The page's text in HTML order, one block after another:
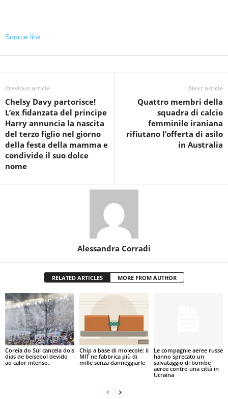
Source link
Previous article
Chelsy Davy partorisce!
L’ex fidanzata del principe
Harry annuncia la nascita
del terzo figlio nel giorno
della festa della mamma e
condivide il suo dolce
nome
Next article
Quattro membri della
squadra di calcio
femminile iraniana
rifiutano l’offerta di asilo
in Australia
Alessandra Corradi
RELATED ARTICLES MORE FROM AUTHOR
Coreia do Sul cancela dois
dias de beisebol devido
ao calor intenso.
Chip a base di molecole: il
MIT ne fabbrica più di
mille senza danneggiarle
Le compagnie aeree russe
hanno sprecato un
salvataggio di bombe
aeree contro una città in
Ucraina